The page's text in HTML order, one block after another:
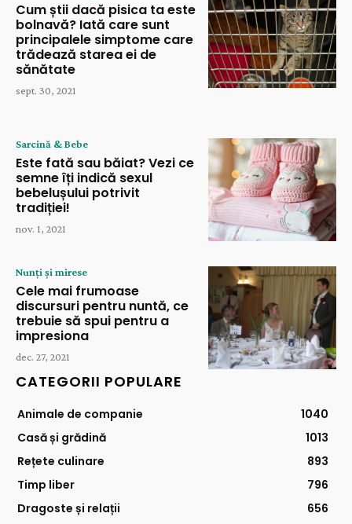
Cum știi dacă pisica ta este
bolnavă? Iată care sunt
principalele simptome care
trădează starea ei de
sănătate
sept. 30, 2021
Sarcină & Bebe
Este fată sau băiat? Vezi ce
semne îți indică sexul
bebelușului potrivit
tradiției!
nov. 1, 2021
Nunți și mirese
Cele mai frumoase
discursuri pentru nuntă, ce
trebuie să spui pentru a
impresiona
dec. 27, 2021
CATEGORII POPULARE
Animale de companie
1040
Casă și grădină
1013
Rețete culinare
893
Timp liber
796
Dragoste și relații
656